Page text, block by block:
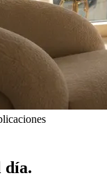
día.